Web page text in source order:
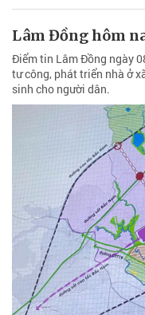
Lâm Đồng hôm
Điểm tin Lâm Đồng ngày
tư công, phát triển nhà ở
sinh cho người dân.